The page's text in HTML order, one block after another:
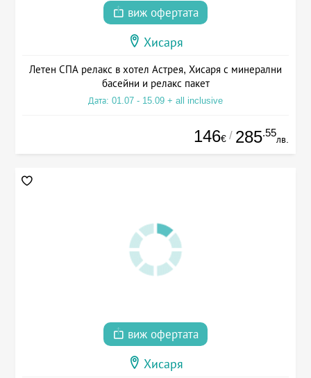
виж офертата
Хисаря
Летен СПА релакс в хотел Астрея, Хисаря с минерални
басейни и релакс пакет
Дата: 01.07 - 15.09 + all inclusive
146€ / 285.55
лв.
виж офертата
Хисаря